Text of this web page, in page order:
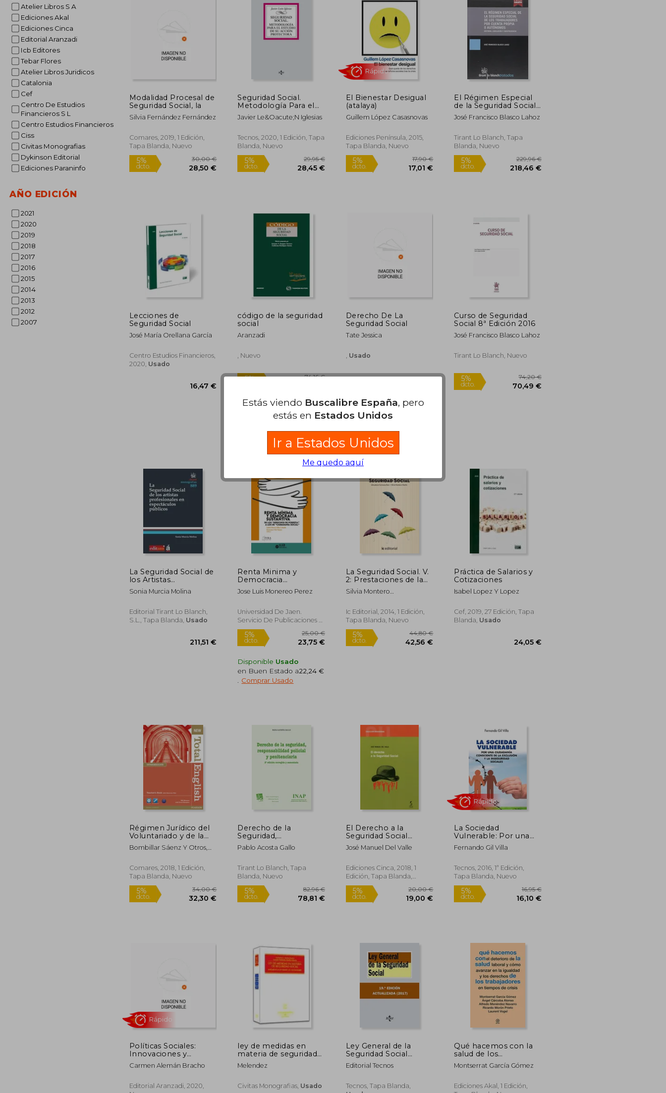
Atelier Libros S A
Ediciones Akal
Ediciones Cinca
Editorial Aranzadi
Icb Editores
Tebar Flores
Atelier Libros Juridicos
Catalonia
Cef
Centro De Estudios
Financieros S L
Centro Estudios Financieros
Ciss
Civitas Monografias
Dykinson Editorial
Ediciones Paraninfo
AÑO EDICIÓN
2021
2020
2019
2018
2017
2016
2015
2014
2013
2012
2007
5%
dcto.
46,66 € 5%
dcto.
Modalidad Procesal de
Seguridad Social, la
Silvia Fernández Fernández
Comares, 2019, 1 Edición,
Tapa Blanda, Nuevo
dcto.
Seguridad Social.
Metodología Para el
Estudio de su Acción
Protectora
Javier Le&Oacute;N Iglesias
Tecnos, 2020, 1 Edición, Tapa
Blanda, Nuevo
El Bienestar Desigual
(atalaya)
Guillem López Casasnovas
Ediciones Península, 2015,
Tapa Blanda, Nuevo
5%
dcto.
17,90 €
El Régimen Especial
de la Seguridad Social
de los Trabajadores
por Cuenta Propia o
José Francisco Blasco Lahoz
Tirant Lo Blanch, Tapa
Blanda, Nuevo
Lecciones de
Seguridad Social
José María Orellana García
Centro Estudios Financieros,
2020, Usado
código de la seguridad
social
Aranzadi
, Nuevo
5%
dcto.
DisponibleUsado
en Buen Estado a 11,40 €.
Derecho De La
Seguridad Social
Tate Jessica
Usado
Curso de Seguridad
Social 8ª Edición 2016
José Francisco Blasco Lahoz
Tirant Lo Blanch, Nuevo
5%
La Seguridad Social de
los Artistas
Profesionales en
Espectáculos Públicos
Sonia Murcia Molina
Editorial Tirant Lo Blanch,
S.L., Tapa Blanda, Usado
Renta Minima y
Democracia
Sustantiva: De los
"Derechos de Pobreza
Social"
Jose Luis Monereo Perez
Universidad De Jaen.
Servicio De Publicaciones E
Intercambio, 2021, 1 Edición,
Tapa Blanda, Nuevo
Disponible Usado
en Buen Estado a22,24 €
Comprar Usado
La Seguridad Social. V.
2: Prestaciones de la
Seguridad Social
Silvia Montero
Ruiz
Ic Editorial, 2014, 1 Edición,
Tapa Blanda, Nuevo
5%
dcto.
44,80 €
42,56 €
Práctica de Salarios y
Cotizaciones
Isabel Lopez Y Lopez
Cef, 2019, 27 Edición, Tapa
Blanda, Usado
Régimen Jurídico del
Voluntariado y de la
Cooperación al
Desarrollo
Bombillar Sáenz Y Otros,
Bustos Y Otros, Francisco L.
Comares, 2018, 1 Edición,
Tapa Blanda, Nuevo
5% 34,00 €
Derecho de la
Seguridad,
Responsabilidad
Policial y Penitenciaria
aumentada 2015
Pablo Acosta Gallo
Tirant Lo Blanch, Tapa
Blanda, Nuevo
82,96 €
El Derecho a la
Seguridad Social
(Universidad)
José Manuel Del Valle
Ediciones Cinca, 2018, 1
Edición, Tapa Blanda,
Nuevo
5% 20,00 €
La Sociedad
Vulnerable: Por una
Ciudadanía Consciente
de la Exclusión y la
Fernando Gil Villa
Tecnos, 2016, 1ª Edición,
Tapa Blanda, Nuevo
5%
Políticas Sociales:
Innovaciones y
Cambios (Papel + E-
Book)
Carmen Alemán Bracho
Editorial Aranzadi, 2020,
ley de medidas en
materia de seguridad
social
Melendez
Civitas Monografias, Usado
Ley General de la
Seguridad Social
(Derecho - Biblioteca
De Textos Legales)
Editorial Tecnos
Tecnos, Tapa Blanda,
Qué hacemos con la
salud de los
trabajadores en
tiempos de crisis
Montserrat García Gómez
Ediciones Akal, 1 Edición,
Estás viendo Buscalibre España, pero
estás en Estados Unidos
Ir a Estados Unidos
Me quedo aquí